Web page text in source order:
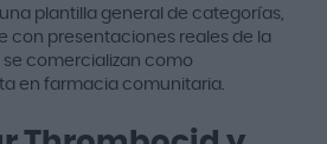
plantilla general de categorías,
con presentaciones reales de la
comercializan como
en farmacia comunitaria.